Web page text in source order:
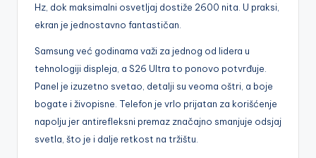
Hz, dok maksimalni osvetljaj dostiže 2600 nita. U praksi,
ekran je jednostavno fantastičan.
Samsung već godinama važi za jednog od lidera u
tehnologiji displeja, a S26 Ultra to ponovo potvrđuje.
Panel je izuzetno svetao, detalji su veoma oštri, a boje
bogate i živopisne. Telefon je vrlo prijatan za korišćenje
napolju jer antirefleksni premaz značajno smanjuje odsjaj
svetla, što je i dalje retkost na tržištu.